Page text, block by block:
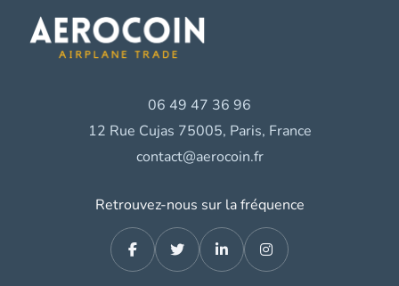
06 49 47 36 96
12 Rue Cujas 75005, Paris, France
contact@aerocoin.fr
Retrouvez-nous sur la fréquence